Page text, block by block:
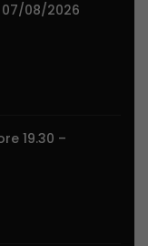
08/2026
19.30 –